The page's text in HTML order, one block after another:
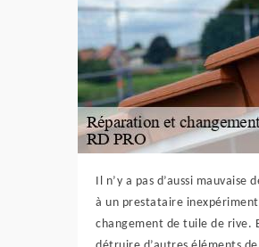
Il n’y a pas d’aussi mauvaise
à un prestataire
changement de tuile de rive.